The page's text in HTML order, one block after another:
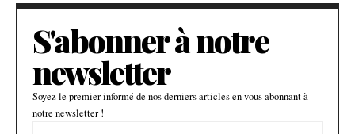
S'abonner à notre
newsletter
Soyez le premier informé de nos derniers articles en vous abonnant à
notre newsletter !